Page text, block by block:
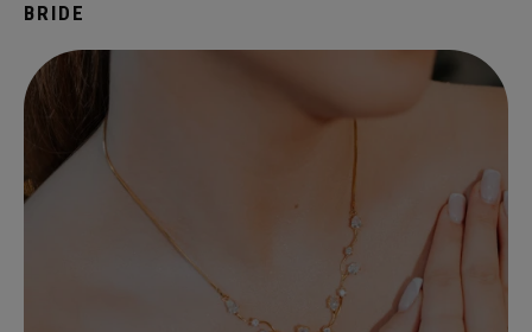
BRIDE